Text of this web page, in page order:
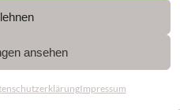
ansehen
Impressum